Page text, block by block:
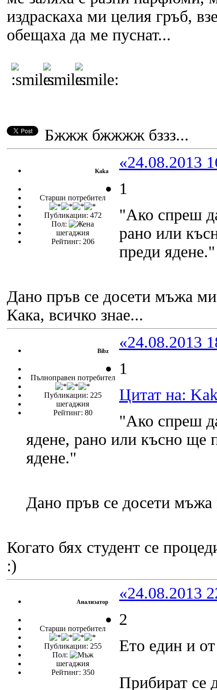
издраскаха ми целия гръб,
обещаха да ме пуснат...
Бжжж бжжжж бззз...
Kaka
Старши потребител
Публикации: 472
Пол:
шегаджия
Рейтинг: 206
«24.08.2013
1
"Ако спреш
рано или
преди ядене."
Дано пръв се досети мъжа
Кака, всичко знае...
Bibz
Пълноправен потребител
Публикации: 225
шегаджия
Рейтинг: 80
«24.08.2013
1
Цитат на:
"Ако спреш
ядене, рано или късно
ядене."
Дано пръв се досети
Когато бях студент се
:)
Анализатор
Старши потребител
Публикации: 255
Пол:
шегаджия
Рейтинг: 350
«24.08.2013
2
Ето един и
Прибират се